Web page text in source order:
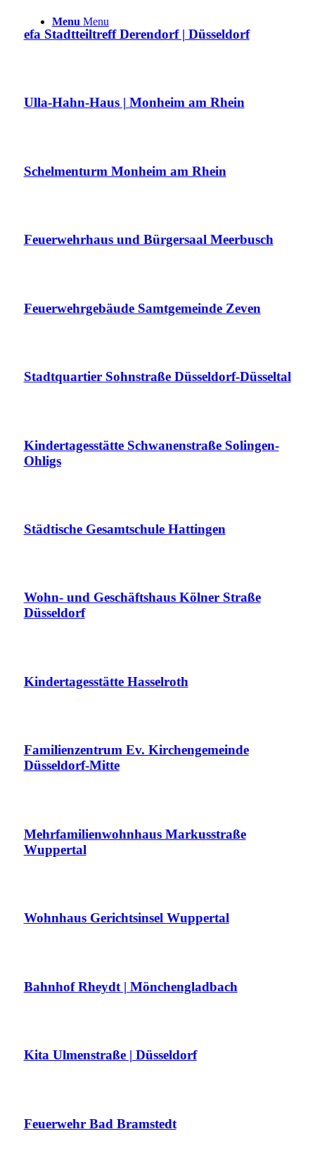
Menu Menu
efa Stadtteiltreff Derendorf | Düsseldorf
Ulla-Hahn-Haus | Monheim am Rhein
Schelmenturm Monheim am Rhein
Feuerwehrhaus und Bürgersaal Meerbusch
Feuerwehrgebäude Samtgemeinde Zeven
Stadtquartier Sohnstraße Düsseldorf-Düsseltal
Kindertagesstätte Schwanenstraße Solingen-
Ohligs
Städtische Gesamtschule Hattingen
Wohn- und Geschäftshaus Kölner Straße
Düsseldorf
Kindertagesstätte Hasselroth
Familienzentrum Ev. Kirchengemeinde
Düsseldorf-Mitte
Mehrfamilienwohnhaus Markusstraße
Wuppertal
Wohnhaus Gerichtsinsel Wuppertal
Bahnhof Rheydt | Mönchengladbach
Kita Ulmenstraße | Düsseldorf
Feuerwehr Bad Bramstedt